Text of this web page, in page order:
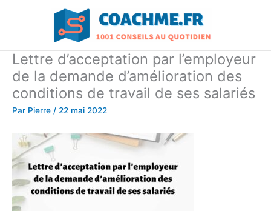
Lettre d’acceptation par l’employeur
de la demande d’amélioration des
conditions de travail de ses salariés
Par Pierre / 22 mai 2022